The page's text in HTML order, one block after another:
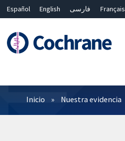
Español English فارسی Français
Filtros
Inicio Nuestra evidencia